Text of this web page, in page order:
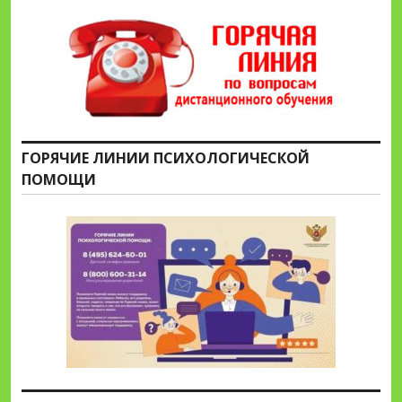
ГОРЯЧИЕ ЛИНИИ ПСИХОЛОГИЧЕСКОЙ
ПОМОЩИ